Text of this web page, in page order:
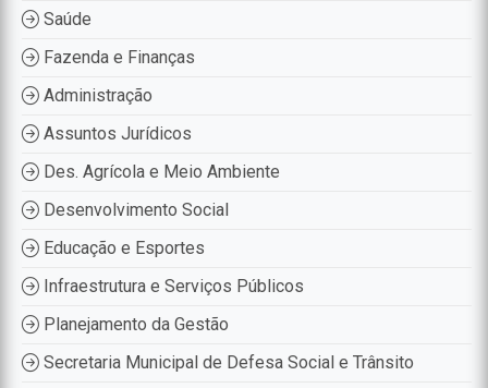
Saúde
Fazenda e Finanças
Administração
Assuntos Jurídicos
Des. Agrícola e Meio Ambiente
Desenvolvimento Social
Educação e Esportes
Infraestrutura e Serviços Públicos
Planejamento da Gestão
Secretaria Municipal de Defesa Social e Trânsito